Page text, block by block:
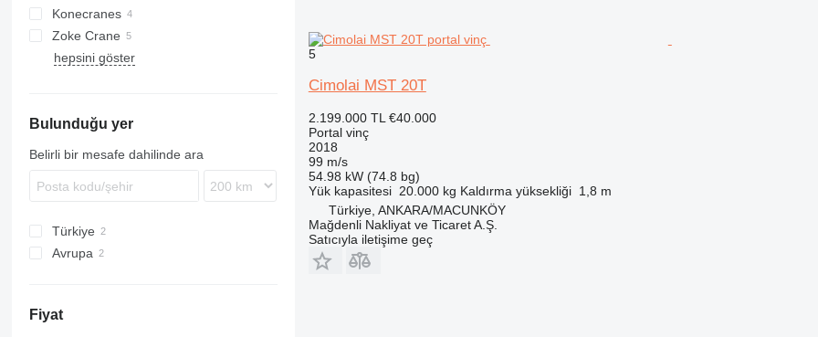
Konecranes
Zoke Crane
hepsini göster
Bulunduğu yer
Belirli bir mesafe dahilinde ara
Türkiye
Avrupa
Fiyat
5
Cimolai MST 20T
2.199.000 TL €40.000
Portal vinç
2018
99 m/s
54.98 kW (74.8 bg)
Yük kapasitesi 20.000 kg Kaldırma yüksekliği 1,8 m
Türkiye, ANKARA/MACUNKÖY
Mağdenli Nakliyat ve Ticaret A.Ş.
Satıcıyla iletişime geç